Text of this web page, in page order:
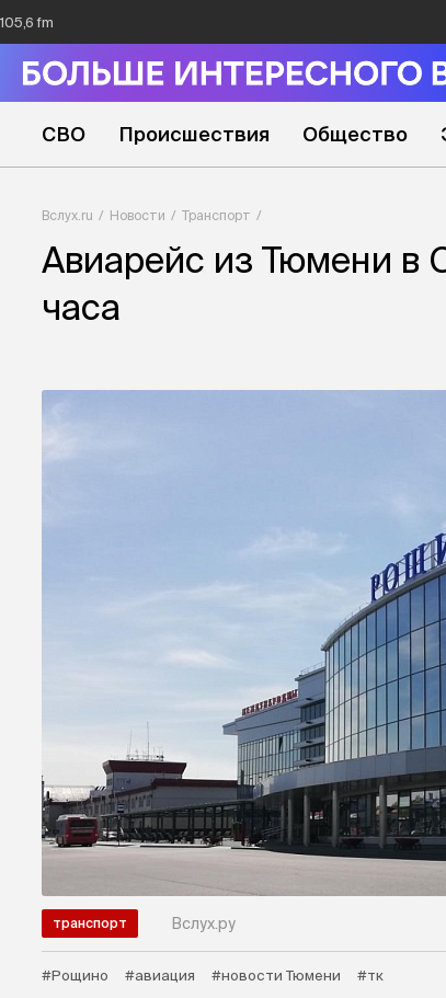
fm
СВО Происшествия Общество
Вслух.ru Новости Транспорт
Авиарейс из Тюмени в
часа
транспорт Вслух.ру
#Рощино #авиация #новости Тюмени #тк